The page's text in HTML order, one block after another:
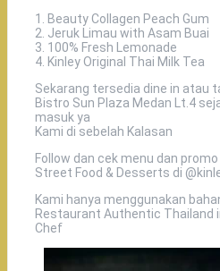
1. Beauty Collagen Peach Gum
2. Jeruk Limau with Asam Buai
3. 100% Fresh Lemonade
4. Kinley Original Thai Milk Tea
Sekarang tersedia dine in atau
Bistro Sun Plaza Medan Lt.4
masuk ya
Kami di sebelah Kalasan
Follow dan cek menu dan
Street Food & Desserts di
Kami hanya menggunakan
Restaurant Authentic Thailand
Chef